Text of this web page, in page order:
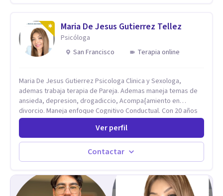
investigo. Siempre en la búsqueda de ser un mejor
profesional.
Maria De Jesus Gutierrez Tellez
Psicóloga
San Francisco
Terapia online
Maria De Jesus Gutierrez Psicologa Clinica y Sexologa,
ademas trabaja terapia de Pareja. Ademas maneja temas de
ansieda, depresion, drogadiccio, Acompa{amiento en
divorcio. Maneja enfoque Cognitivo Conductual. Con 20 años
de experiencia, constantemente capacitandose en las
diferntes areas de la Salud Mental.
Ver perfil
Contactar